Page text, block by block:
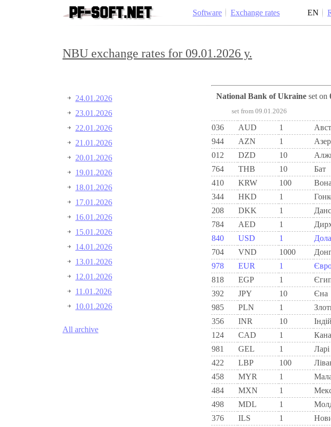
Software Exchange rates EN
NBU exchange rates for 09.01.2026 y.
24.01.2026
23.01.2026
22.01.2026
21.01.2026
20.01.2026
19.01.2026
18.01.2026
17.01.2026
16.01.2026
15.01.2026
14.01.2026
13.01.2026
12.01.2026
11.01.2026
10.01.2026
All archive
National Bank of Ukraine set on
set from 09.01.2026
036 AUD 1
944
AZN 1
012
DZD 10
764
THB 10 Бат
410
KRW 100 Вона
344
HKD 1
208
DKK 1
784
AED 1
840
USD 1
704
VND 1000
978
EUR 1
818
EGP 1
392
JPY 10 Єна
985
PLN 1
356
INR 10
124
CAD 1
981
GEL 1 Ларi
422
LBP 100
458
MYR 1
484
MXN 1
498
MDL 1
376
ILS 1